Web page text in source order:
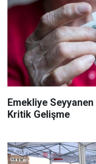
Emekliye
Kritik Gelişme